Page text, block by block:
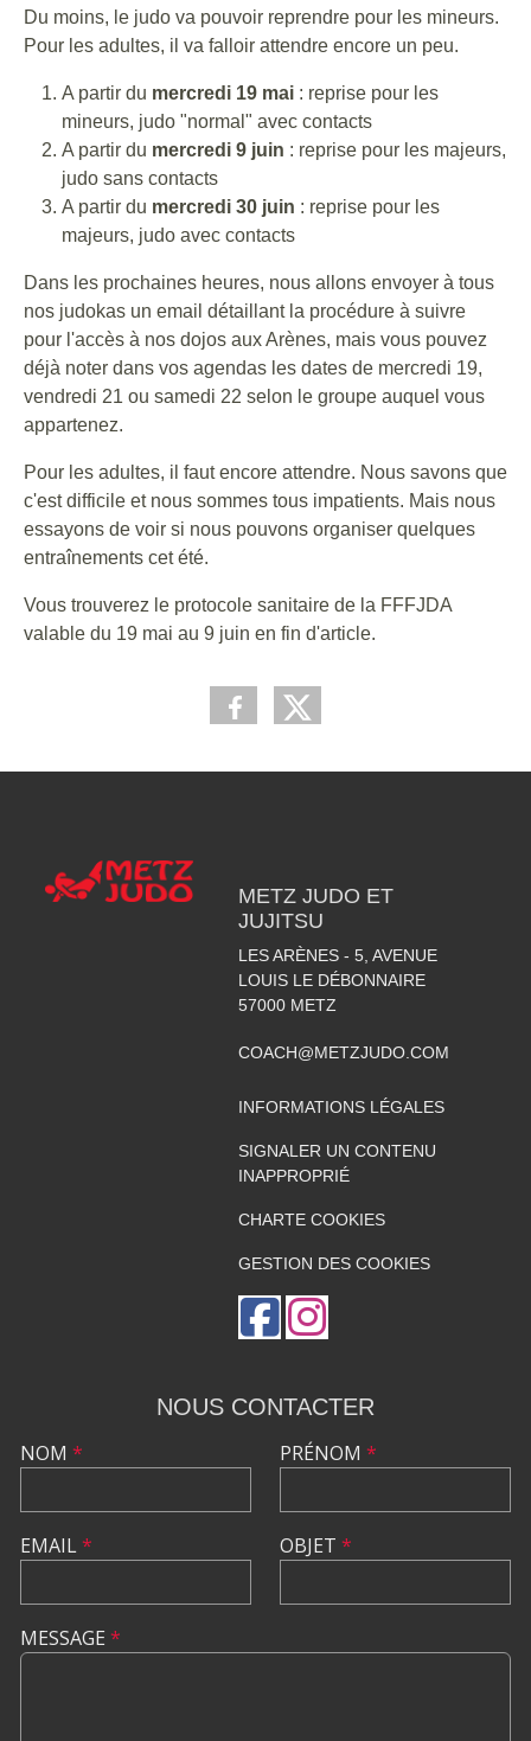
Du moins, le judo va pouvoir reprendre pour les mineurs.
Pour les adultes, il va falloir attendre encore un peu.
A partir du mercredi 19 mai : reprise pour les
mineurs, judo "normal" avec contacts
A partir du mercredi 9 juin : reprise pour les majeurs,
judo sans contacts
A partir du mercredi 30 juin : reprise pour les
majeurs, judo avec contacts
Dans les prochaines heures, nous allons envoyer à tous
nos judokas un email détaillant la procédure à suivre
pour l'accès à nos dojos aux Arènes, mais vous pouvez
déjà noter dans vos agendas les dates de mercredi 19,
vendredi 21 ou samedi 22 selon le groupe auquel vous
appartenez.
Pour les adultes, il faut encore attendre. Nous savons que
c'est difficile et nous sommes tous impatients. Mais nous
essayons de voir si nous pouvons organiser quelques
entraînements cet été.
Vous trouverez le protocole sanitaire de la FFFJDA
valable du 19 mai au 9 juin en fin d'article.
METZ JUDO ET
JUJITSU
LES ARÈNES - 5, AVENUE
LOUIS LE DÉBONNAIRE
57000 METZ
COACH@METZJUDO.COM
INFORMATIONS LÉGALES
SIGNALER UN CONTENU
INAPPROPRIÉ
CHARTE COOKIES
GESTION DES COOKIES
NOUS CONTACTER
NOM *
EMAIL*
PRÉNOM *
OBJET *
MESSAGE *